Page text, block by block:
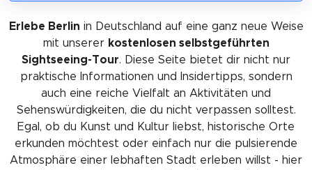
Erlebe Berlin in Deutschland auf eine ganz neue Weise
mit unserer kostenlosen selbstgeführten
Sightseeing-Tour. Diese Seite bietet dir nicht nur
praktische Informationen und Insidertipps, sondern
auch eine reiche Vielfalt an Aktivitäten und
Sehenswürdigkeiten, die du nicht verpassen solltest.
Egal, ob du Kunst und Kultur liebst, historische Orte
erkunden möchtest oder einfach nur die pulsierende
Atmosphäre einer lebhaften Stadt erleben willst - hier